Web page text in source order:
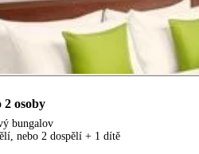
2 osoby
bungalov
nebo 2 dospělí + 1 dítě